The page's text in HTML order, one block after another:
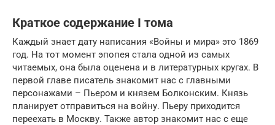
Краткое содержание I тома
Каждый знает дату написания «Войны и мира» это 1869
год. На тот момент эпопея стала одной из самых
читаемых, она была оценена и в литературных кругах. В
первой главе писатель знакомит нас с главными
персонажами – Пьером и князем Болконским. Князь
планирует отправиться на войну. Пьеру приходится
переехать в Москву. Также автор знакомит нас с еще